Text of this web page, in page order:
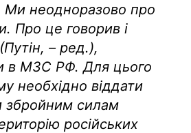
Ми неодноразово про
Про це говорив і
– ред.),
в МЗС РФ. Для цього
необхідно віддати
збройним силам
російських